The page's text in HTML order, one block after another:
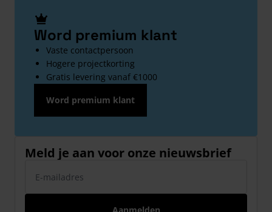
Word premium klant
Vaste contactpersoon
Hogere projectkorting
Gratis levering vanaf €1000
Word premium klant
Meld je aan voor onze nieuwsbrief